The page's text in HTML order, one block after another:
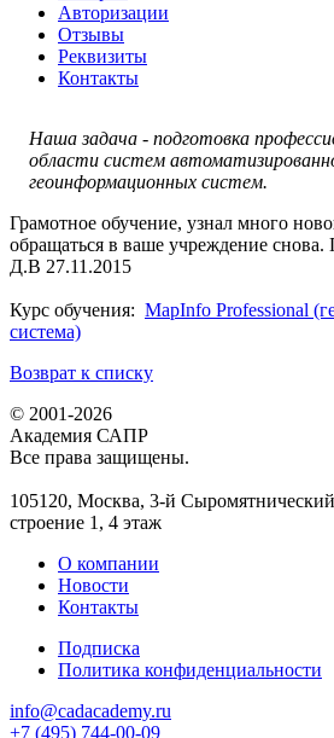
Авторизации
Отзывы
Реквизиты
Контакты
Наша задача - подготовка
области систем
геоинформационных систем.
Грамотное обучение, узнал много
обращаться в ваше учреждение снова.
Д.В 27.11.2015
Курс обучения: MapInfo Professional
система)
Возврат к списку
© 2001-2026
Академия САПР
Все права защищены.
105120, Москва, 3-й
строение 1, 4 этаж
О компании
Новости
Контакты
Подписка
Политика конфиденциальности
info@cadacademy.ru
+7 (495) 744-00-09